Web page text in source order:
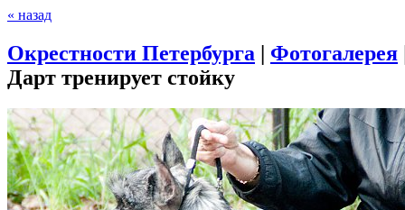
« назад
Окрестности Петербурга | Фотогалерея
Дарт тренирует стойку